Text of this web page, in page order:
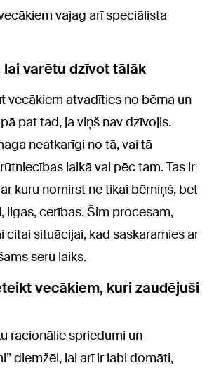
vajag arī speciālista
lai varētu dzīvot tālāk
vecākiem atvadīties no bērna un
pat tad, ja viņš nav dzīvojis.
neatkarīgi no tā, vai tā
laikā vai pēc tam. Tas ir
kuru nomirst ne tikai bērniņš, bet
ilgas, cerības. Šim procesam,
citai situācijai, kad saskaramies ar
sēru laiks.
vecākiem, kuri zaudējuši
racionālie spriedumi un
diemžēl, lai arī ir labi domāti,